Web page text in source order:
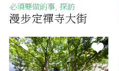
必須要做的事, 探訪
漫步定禪寺大街